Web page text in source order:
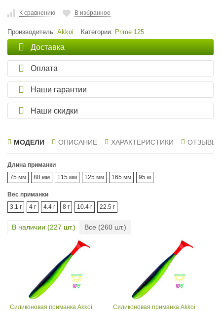
К сравнению В избранное
Производитель: Akkoi Категории: Prime 125
Доставка
Оплата
Наши гарантии
Наши скидки
МОДЕЛИ ОПИСАНИЕ ХАРАКТЕРИСТИКИ ОТЗЫВЫ
Длина приманки
75 мм
88 мм 115 мм 125 мм 165 мм 95 м
Вес приманки
3.1 г
4 г 4.4 г 8 г 10.4 г 22.5 г
В наличии (227 шт.) Все (260 шт.)
Силиконовая приманка Akkoi
Силиконовая приманка Akkoi